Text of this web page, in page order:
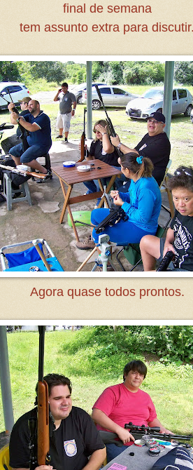
final de semana
tem assunto extra para
Agora quase todos prontos.